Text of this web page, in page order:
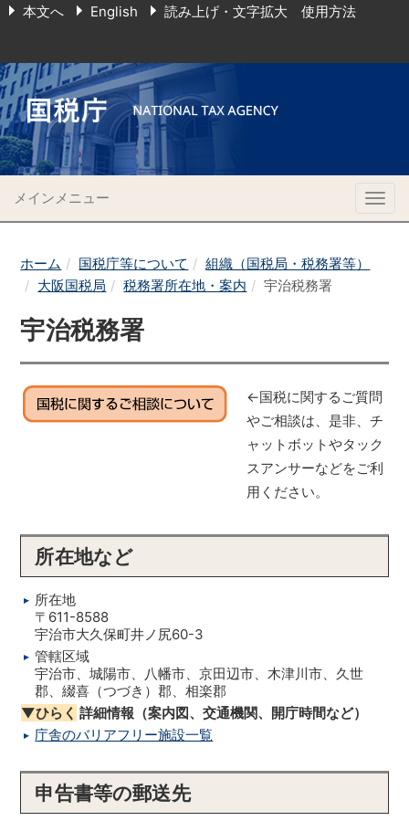
本文へ English 読み上げ・文字拡大 使用方法
メインメニュー
ホーム 国税庁等について
組織（国税局・税務署等）
大阪国税局
税務署所在地・案内 宇治税務署
宇治税務署
←国税に関するご質問
やご相談は、是非、チ
ャットボットやタック
スアンサーなどをご利
用ください。
所在地など
所在地
〒611-8588
宇治市大久保町井ノ尻60-3
管轄区域
宇治市、城陽市、八幡市、京田辺市、木津川市、久世
郡、綴喜（つづき）郡、相楽郡
▼ひらく 詳細情報（案内図、交通機関、開庁時間など）
庁舎のバリアフリー施設一覧
申告書等の郵送先